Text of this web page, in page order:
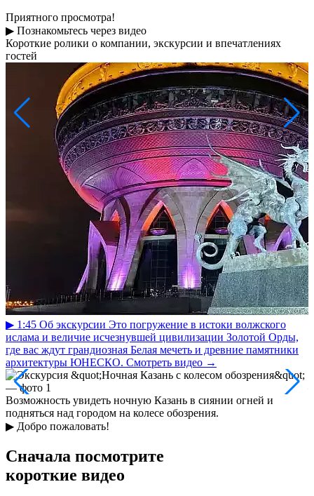
Приятного просмотра!
▶ Познакомьтесь через видео
Короткие ролики о компании, экскурсии и впечатлениях
гостей
▶ 1:45 Об экскурсии Это погружение в истоки волжского
ислама и величие исчезнувшей цивилизации Золотой Орды,
где вас ждут грандиозная Белая мечеть и древние памятники
архитектуры ЮНЕСКО. Смотреть видео →
Возможность увидеть ночную Казань в сиянии огней и
подняться над городом на колесе обозрения.
▶ Добро пожаловать!
Сначала посмотрите
короткие видео